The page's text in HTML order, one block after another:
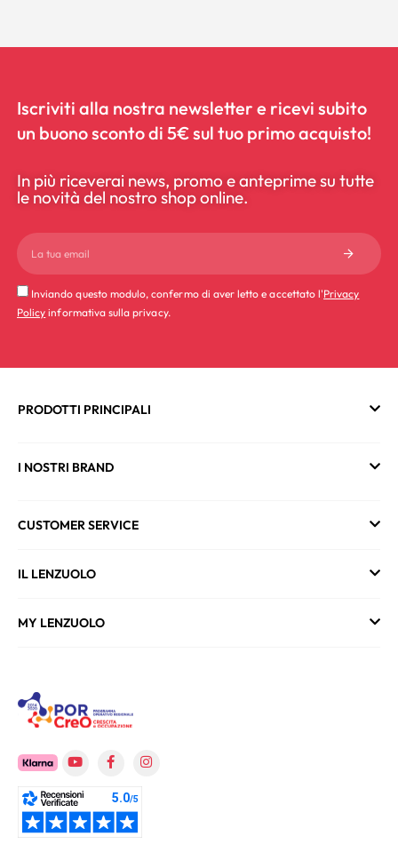
Iscriviti alla nostra newsletter e ricevi subito
un buono sconto di 5€ sul tuo primo acquisto!
In più riceverai news, promo e anteprime su tutte
le novità del nostro shop online.
Inviando questo modulo, confermo di aver letto e accettato l'Privacy
Policy informativa sulla privacy.
PRODOTTI PRINCIPALI
I NOSTRI BRAND
CUSTOMER SERVICE
IL LENZUOLO
MY LENZUOLO